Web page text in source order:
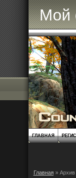
Мой
ГЛАВНАЯ
Главная» Архив